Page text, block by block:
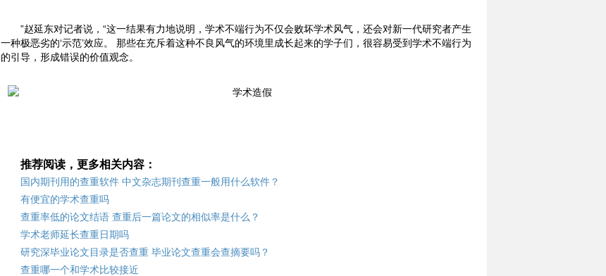
”赵延东对记者说，“这一结果有力地说明，学术不端行为不仅会败坏学术风气，还会对新一代研究者产生
一种极恶劣的‘示范’效应。 那些在充斥着这种不良风气的环境里成长起来的学子们，很容易受到学术不端行为
的引导，形成错误的价值观念。
推荐阅读，更多相关内容：
国内期刊用的查重软件 中文杂志期刊查重一般用什么软件？
有便宜的学术查重吗
查重率低的论文结语 查重后一篇论文的相似率是什么？
学术老师延长查重日期吗
研究深毕业论文目录是否查重 毕业论文查重会查摘要吗？
查重哪一个和学术比较接近